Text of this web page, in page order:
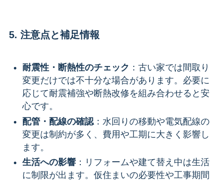
5. 注意点と補足情報
耐震性・断熱性のチェック ：古い家では間取り
変更だけでは不十分な場合があります。必要に
応じて耐震補強や断熱改修を組み合わせると安
心です。
配管・配線の確認：水回りの移動や電気配線の
変更は制約が多く、費用や工期に大きく影響し
ます。
生活への影響：リフォームや建て替え中は生活
に制限が出ます。仮住まいの必要性や工事期間